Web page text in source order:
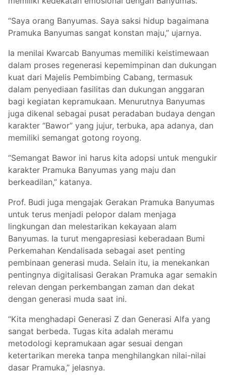
“Saya orang Banyumas. Saya saksi hidup bagaimana
Pramuka Banyumas sangat konstan maju,” ujarnya.
Ia menilai Kwarcab Banyumas memiliki keistimewaan
dalam proses regenerasi kepemimpinan dan dukungan
kuat dari Majelis Pembimbing Cabang, termasuk
dalam penyediaan fasilitas dan dukungan anggaran
bagi kegiatan kepramukaan. Menurutnya Banyumas
juga dikenal sebagai pusat peradaban budaya dengan
karakter “Bawor” yang jujur, terbuka, apa adanya, dan
memiliki semangat gotong royong.
“Semangat Bawor ini harus kita adopsi untuk mengukir
karakter Pramuka Banyumas yang maju dan
berkeadilan,” katanya.
Prof. Budi juga mengajak Gerakan Pramuka Banyumas
untuk terus menjadi pelopor dalam menjaga
lingkungan dan melestarikan kekayaan alam
Banyumas. Ia turut mengapresiasi keberadaan Bumi
Perkemahan Kendalisada sebagai aset penting
pembinaan generasi muda. Selain itu, ia menekankan
pentingnya digitalisasi Gerakan Pramuka agar semakin
relevan dengan perkembangan zaman dan dekat
dengan generasi muda saat ini.
“Kita menghadapi Generasi Z dan Generasi Alfa yang
sangat berbeda. Tugas kita adalah meramu
metodologi kepramukaan agar sesuai dengan
ketertarikan mereka tanpa menghilangkan nilai-nilai
dasar Pramuka,” jelasnya.